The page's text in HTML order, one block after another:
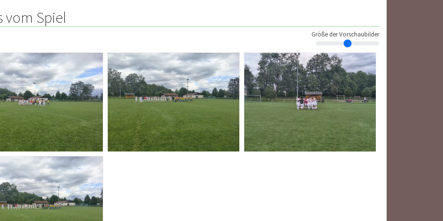
vom Spiel
Größe der Vorschaubilder